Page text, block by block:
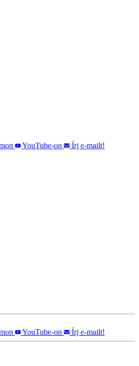
YouTube-on
Írj e-mailt!
YouTube-on Írj e-mailt!